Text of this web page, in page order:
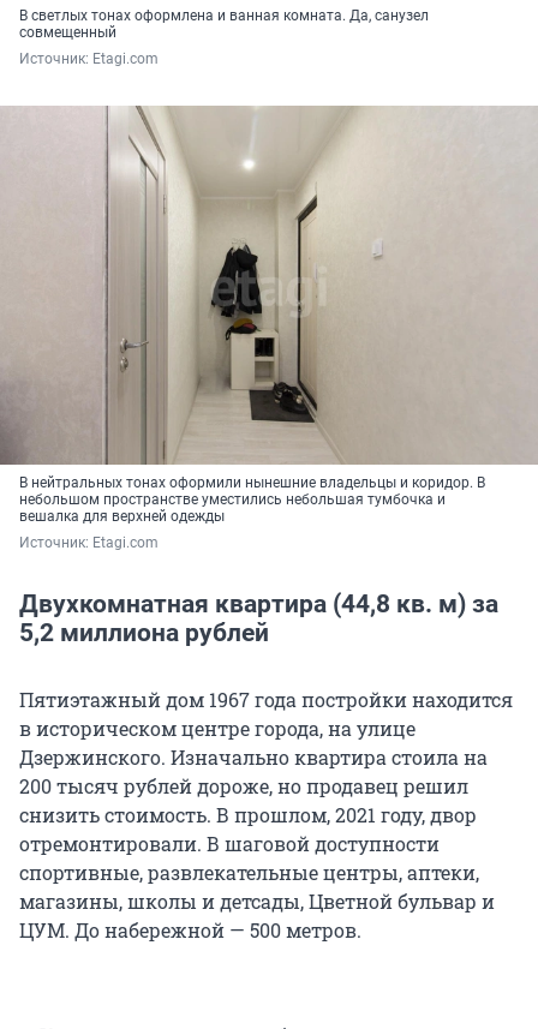
В светлых тонах оформлена и ванная комната. Да, санузел
совмещенный
Источник: Etagi.com
В нейтральных тонах оформили нынешние владельцы и коридор. В
небольшом пространстве уместились небольшая тумбочка и
вешалка для верхней одежды
Источник: Etagi.com
Двухкомнатная квартира (44,8 кв. м) за
5,2 миллиона рублей
Пятиэтажный дом 1967 года постройки находится
в историческом центре города, на улице
Дзержинского. Изначально квартира стоила на
200 тысяч рублей дороже, но продавец решил
снизить стоимость. В прошлом, 2021 году, двор
отремонтировали. В шаговой доступности
спортивные, развлекательные центры, аптеки,
магазины, школы и детсады, Цветной бульвар и
ЦУМ. До набережной — 500 метров.